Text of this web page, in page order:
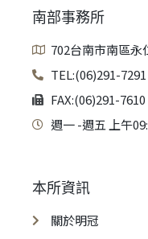
南部事務所
702台南市南區永
TEL:(06)291-7291
FAX:(06)291-7610
週一 -週五 上午
本所資訊
關於明冠